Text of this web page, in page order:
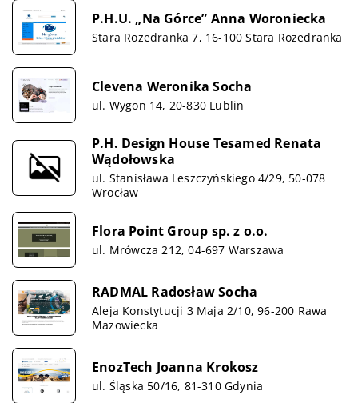
P.H.U. „Na Górce” Anna Woroniecka
Stara Rozedranka 7, 16-100 Stara Rozedranka
Clevena Weronika Socha
ul. Wygon 14, 20-830 Lublin
P.H. Design House Tesamed Renata
Wądołowska
ul. Stanisława Leszczyńskiego 4/29, 50-078
Wrocław
Flora Point Group sp. z o.o.
ul. Mrówcza 212, 04-697 Warszawa
RADMAL Radosław Socha
Aleja Konstytucji 3 Maja 2/10, 96-200 Rawa
Mazowiecka
EnozTech Joanna Krokosz
ul. Śląska 50/16, 81-310 Gdynia